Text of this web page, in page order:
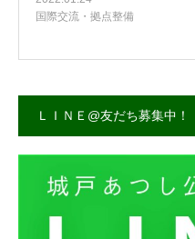
国際交流・拠点整備
ＬＩＮＥ@友だち募集中！